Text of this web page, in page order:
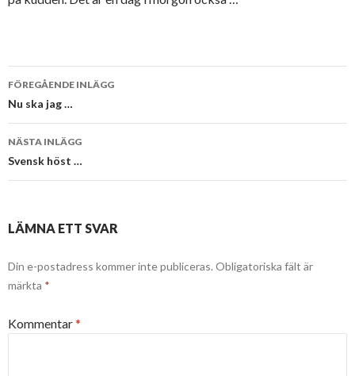
Inläggsnavigering
FÖREGÅENDE INLÄGG
Nu ska jag …
NÄSTA INLÄGG
Svensk höst …
LÄMNA ETT SVAR
Din e-postadress kommer inte publiceras. Obligatoriska fält är
märkta *
Kommentar*